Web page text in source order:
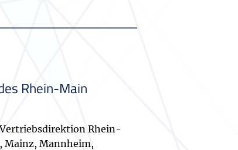
Rhein-Main
Rhein-
Mainz, Mannheim,